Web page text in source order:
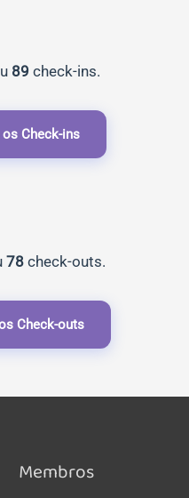
89 check-ins.
Check-ins
78 check-outs.
Check-outs
Membros